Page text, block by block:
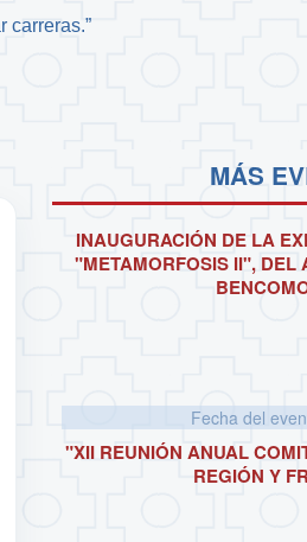
carreras.”
MÁS
INAUGURACIÓN DE LA
"METAMORFOSIS II", DEL
Fecha del
"XII REUNIÓN ANUAL
REGIÓN Y